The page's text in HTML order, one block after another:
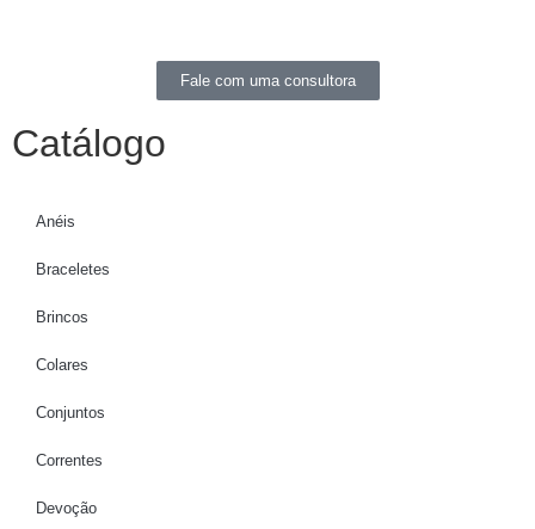
Fale com uma consultora
Catálogo
Anéis
Braceletes
Brincos
Colares
Conjuntos
Correntes
Devoção